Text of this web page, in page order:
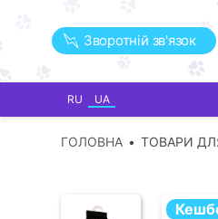
Зворотній зв'язок
RU UA
ГОЛОВНА ТОВАРИ